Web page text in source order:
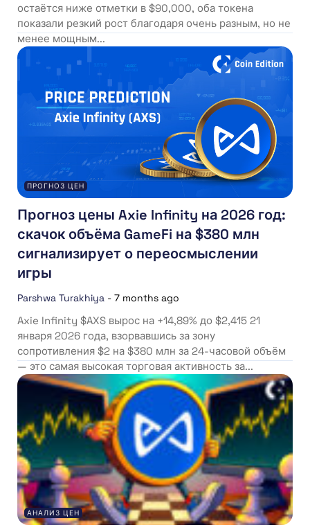
остаётся ниже отметки в $90,000, оба токена
показали резкий рост благодаря очень разным, но не
менее мощным...
ПРОГНОЗ ЦЕН
Прогноз цены Axie Infinity на 2026 год:
скачок объёма GameFi на $380 млн
сигнализирует о переосмыслении
игры
Parshwa Turakhiya - 7 months ago
Axie Infinity $AXS вырос на +14,89% до $2,415 21
января 2026 года, взорвавшись за зону
сопротивления $2 на $380 млн за 24-часовой объём
— это самая высокая торговая активность за...
АНАЛИЗ ЦЕН